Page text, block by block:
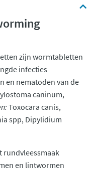
zijn wormtabletten
infecties
en nematoden van de
caninum,
Toxocara canis,
spp, Dipylidium
rundvleessmaak
en lintwormen